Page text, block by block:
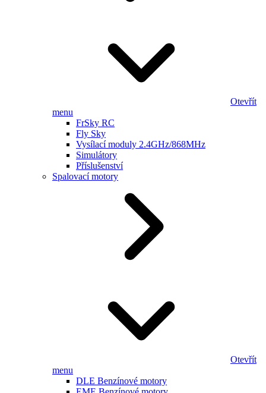
Otevřít
menu
FrSky RC
Fly Sky
Vysílací moduly 2.4GHz/868MHz
Simulátory
Příslušenství
Spalovací motory
Otevřít
menu
DLE Benzínové motory